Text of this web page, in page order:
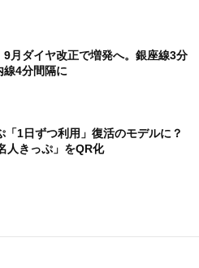
9月ダイヤ改正で増発へ。銀座線3分
線4分間隔に
「1日ずつ利用」復活のモデルに？
人きっぷ」をQR化